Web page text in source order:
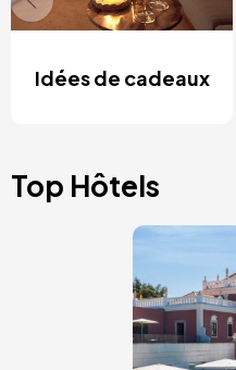
Idées de cadeaux
Top Hôtels